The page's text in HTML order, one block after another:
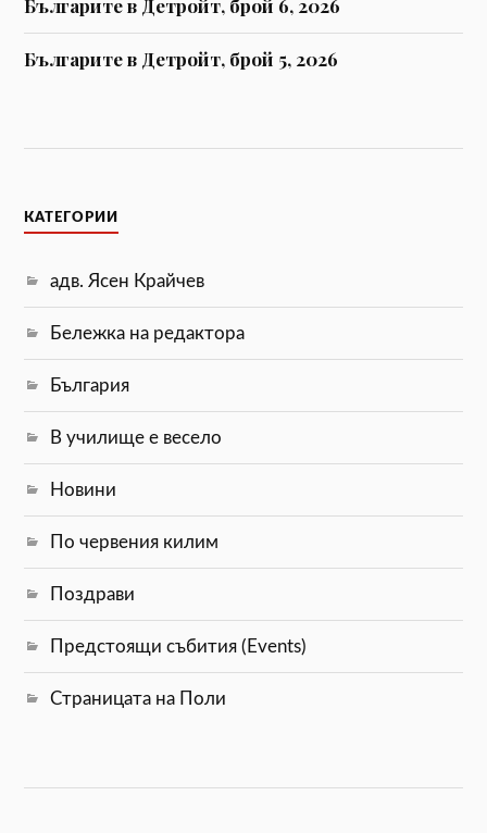
Българите в Детройт, брой 6, 2026
Българите в Детройт, брой 5, 2026
КАТЕГОРИИ
адв. Ясен Крайчев
Бележка на редактора
България
В училище е весело
Новини
По червения килим
Поздрави
Предстоящи събития (Events)
Страницата на Поли